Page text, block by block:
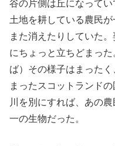
谷の片側は丘になってい
土地を耕している農民
また消えたりしていた
にちょっと立ちどまっ
ば）その様子はまった
まったスコットランド
川を別にすれば、あの
一の生物だった。